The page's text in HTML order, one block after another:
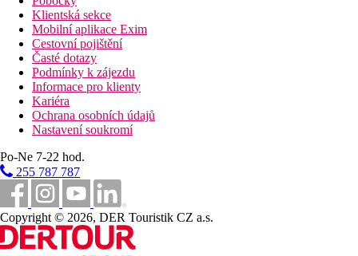
Klientská sekce
Mobilní aplikace Exim
Cestovní pojištění
Časté dotazy
Podmínky k zájezdu
Informace pro klienty
Kariéra
Ochrana osobních údajů
Nastavení soukromí
Po-Ne 7-22 hod.
255 787 787
Copyright © 2026, DER Touristik CZ a.s.